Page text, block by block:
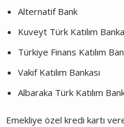
Alternatif Bank
Kuveyt Türk Katılım
Türkiye Finans Katılım
Vakıf Katılım Bankası
Albaraka Türk Katılım
Emekliye özel kredi kartı